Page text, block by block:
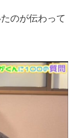
のが伝わって